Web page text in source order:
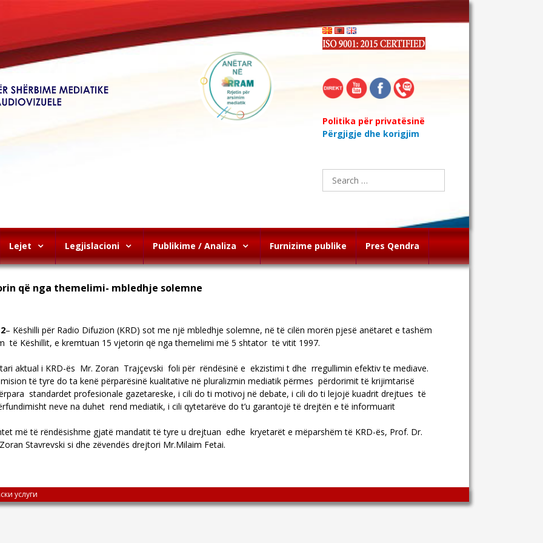
Politika për privatësinë
Përgjigje dhe korigjim
Search
for:
Lejet Legjislacioni Publikime / Analiza Furnizime publike Pres Qendra
që nga themelimi- mbledhje solemne
– Këshilli për Radio Difuzion (KRD) sot me një mbledhje solemne, në të cilën morën pjesë anëtaret e tashëm
të Këshillit, e kremtuan 15 vjetorin që nga themelimi më 5 shtator të vitit 1997.
aktual i KRD-ës Mr. Zoran Trajçevski foli për rëndësinë e ekzistimi t dhe rregullimin efektiv te mediave.
të tyre do ta kenë përparësinë kualitative në pluralizmin mediatik përmes përdorimit të krijimtarisë
standardet profesionale gazetareske, i cili do ti motivoj në debate, i cili do ti lejojë kuadrit drejtues të
neve na duhet rend mediatik, i cili qytetarëve do t’u garantojë të drejtën e të informuarit
më të rëndësishme gjatë mandatit të tyre u drejtuan edhe kryetarët e mëparshëm të KRD-ës, Prof. Dr.
Stavrevski si dhe zëvendës drejtori Mr.Milaim Fetai.
provides
услуги